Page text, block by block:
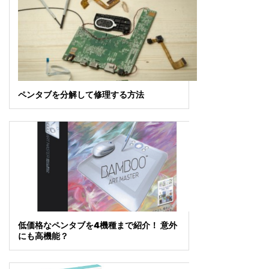
ペンタブを分解して修理する方法
低価格なペンタブを4機種まで紹介！ 意外
にも高機能？